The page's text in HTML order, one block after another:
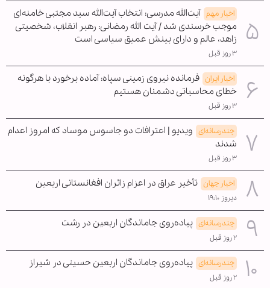
اخبار مهم آیت‌الله مدرسی: انتخاب آیت‌الله سید مجتبی خامنه‌ای
موجب خرسندی شد / آیت الله رمضانی: رهبر انقلاب، شخصیتی
زاهد، عالم و دارای بینش عمیق سیاسی است
۳ روز قبل
اخبار ایران فرمانده نیروی زمینی سپاه: آماده برخورد با هرگونه
خطای محاسباتی دشمنان هستیم
۳ روز قبل
چندرسانه‌ای ویدیو | اعترافات دو جاسوس موساد که امروز اعدام
شدند
۳ روز قبل
اخبار جهان تأخیر عراق در اعزام زائران افغانستانی اربعین
دیروز ۱۹:۱۰
چندرسانه‌ای پیاده‌روی جاماندگان اربعین در رشت
۲ روز قبل
چندرسانه‌ای پیاده‌روی جاماندگان اربعین حسینی در شیراز
۲ روز قبل